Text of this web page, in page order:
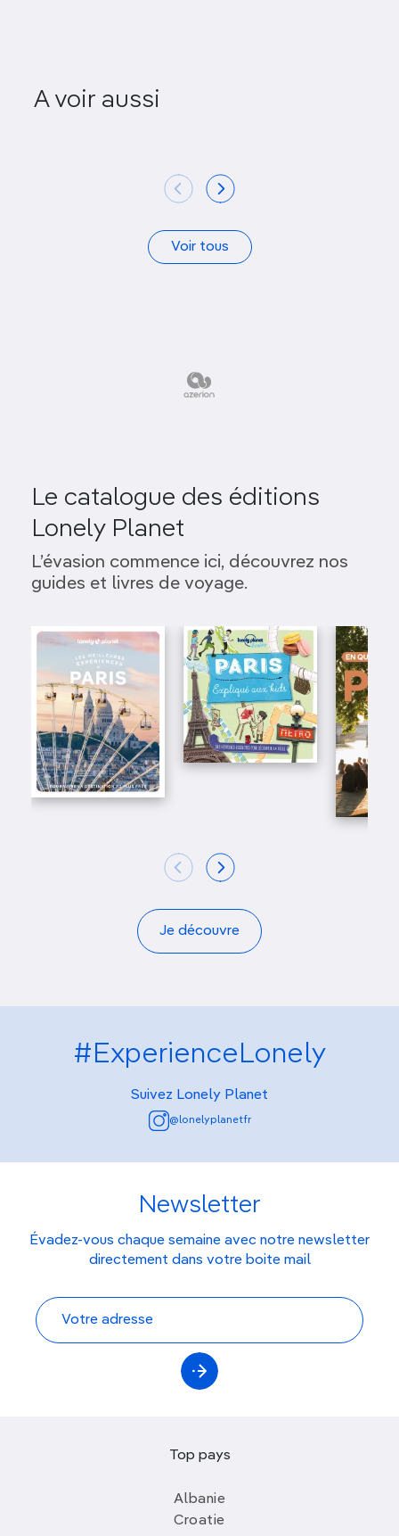
A voir aussi
Square René-Viviani
Voir tous
Le catalogue des éditions
Lonely Planet
L’évasion commence ici, découvrez nos
guides et livres de voyage.
Je découvre
#ExperienceLonely
Suivez Lonely Planet
@lonelyplanetfr
Newsletter
Évadez-vous chaque semaine avec notre newsletter
directement dans votre boite mail
Top pays
Albanie
Croatie